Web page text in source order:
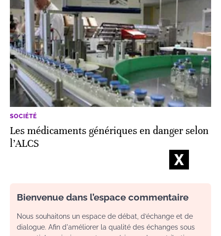
SOCIÉTÉ
Les médicaments génériques en danger selon
l’ALCS
Bienvenue dans l’espace commentaire
Nous souhaitons un espace de débat, d’échange et de
dialogue. Afin d'améliorer la qualité des échanges sous